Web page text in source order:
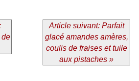
de
Article suivant: Parfait
glacé amandes amères,
coulis de fraises et tuile
aux pistaches »